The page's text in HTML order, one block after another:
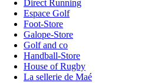
Direct Running
Espace Golf
Foot-Store
Galope-Store
Golf and co
Handball-Store
House of Rugby
La sellerie de Maé